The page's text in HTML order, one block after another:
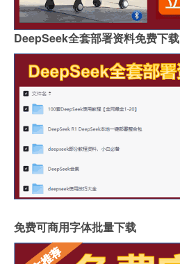
DeepSeek全套部署资料免费下载
免费可商用字体批量下载